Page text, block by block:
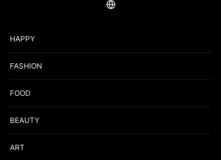
HAPPY
FASHION
FOOD
BEAUTY
ART